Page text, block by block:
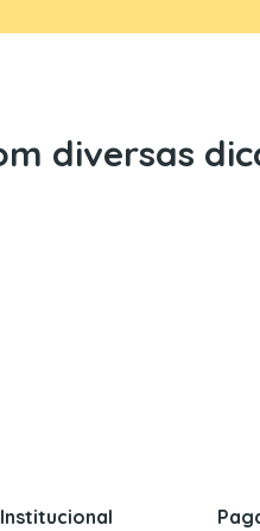
diversas
Institucional